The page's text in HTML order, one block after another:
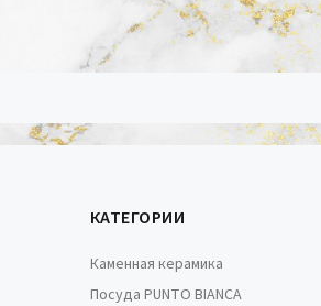
КАТЕГОРИИ
Каменная керамика
Посуда PUNTO BIANCA